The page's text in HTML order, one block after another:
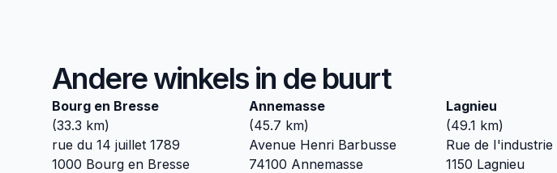
Andere winkels in de buurt
Bourg en Bresse
(33.3 km)
rue du 14 juillet 1789
1000 Bourg en Bresse
Annemasse
(45.7 km)
Avenue Henri Barbusse
74100 Annemasse
Lagnieu
(49.1 km)
Rue de I'industrie
1150 Lagnieu